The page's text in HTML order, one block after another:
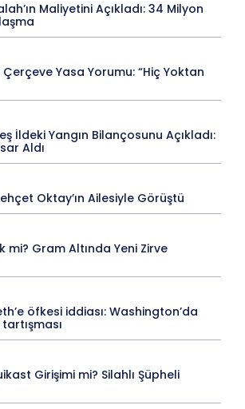
Maliyetini Açıkladı: 34 Milyon
Çerçeve Yasa Yorumu: “Hiç Yoktan
İldeki Yangın Bilançosunu Açıkladı:
Aldı
Oktay’ın Ailesiyle Görüştü
mi? Gram Altında Yeni Zirve
öfkesi iddiası: Washington’da
Girişimi mi? Silahlı Şüpheli